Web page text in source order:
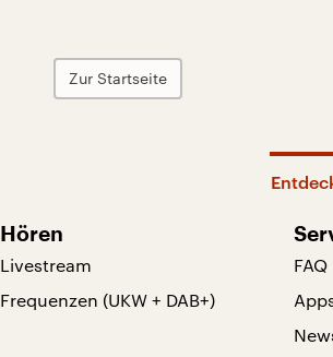
Zur Startseite
Hören
Livestream
Frequenzen (UKW + DAB+)
FAQ